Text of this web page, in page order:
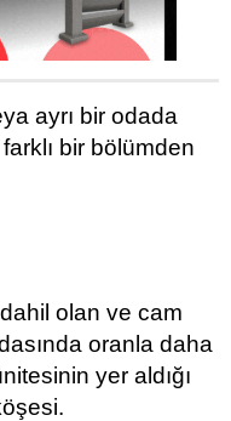
ayrı bir odada
bir bölümden
olan ve cam
oranla daha
yer aldığı